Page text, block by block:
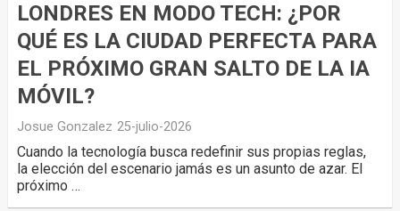
LONDRES EN MODO TECH: ¿POR
QUÉ ES LA CIUDAD PERFECTA PARA
EL PRÓXIMO GRAN SALTO DE LA IA
MÓVIL?
Josue Gonzalez 25-julio-2026
Cuando la tecnología busca redefinir sus propias reglas,
la elección del escenario jamás es un asunto de azar. El
próximo …